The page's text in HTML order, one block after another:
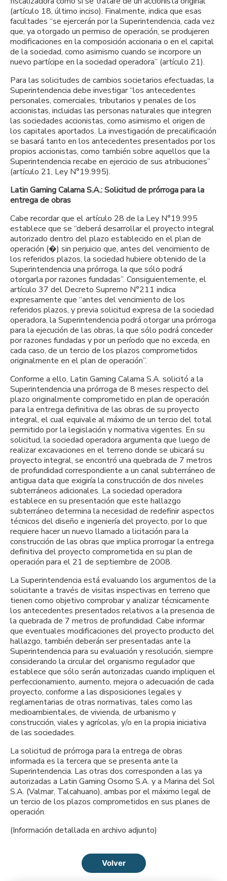
(artículo 18, último inciso). Finalmente, indica que esas
facultades “se ejercerán por la Superintendencia, cada vez
que, ya otorgado un permiso de operación, se produjeren
modificaciones en la composición accionaria o en el capital
de la sociedad, como asimismo cuando se incorpore un
nuevo partícipe en la sociedad operadora” (artículo 21).
Para las solicitudes de cambios societarios efectuadas, la
Superintendencia debe investigar “los antecedentes
personales, comerciales, tributarios y penales de los
accionistas, incluidas las personas naturales que integren
las sociedades accionistas, como asimismo el origen de
los capitales aportados. La investigación de precalificación
se basará tanto en los antecedentes presentados por los
propios accionistas, como también sobre aquellos que la
Superintendencia recabe en ejercicio de sus atribuciones”
(artículo 21, Ley N°19.995).
Latin Gaming Calama S.A.: Solicitud de prórroga para la
entrega de obras
Cabe recordar que el artículo 28 de la Ley N°19.995
establece que se “deberá desarrollar el proyecto integral
autorizado dentro del plazo establecido en el plan de
operación (�) sin perjuicio que, antes del vencimiento de
los referidos plazos, la sociedad hubiere obtenido de la
Superintendencia una prórroga, la que sólo podrá
otorgarla por razones fundadas”. Consiguientemente, el
artículo 37 del Decreto Supremo N°211 indica
expresamente que “antes del vencimiento de los
referidos plazos, y previa solicitud expresa de la sociedad
operadora, la Superintendencia podrá otorgar una prórroga
para la ejecución de las obras, la que sólo podrá conceder
por razones fundadas y por un período que no exceda, en
cada caso, de un tercio de los plazos comprometidos
originalmente en el plan de operación”.
Conforme a ello, Latin Gaming Calama S.A. solicitó a la
Superintendencia una prórroga de 8 meses respecto del
plazo originalmente comprometido en plan de operación
para la entrega definitiva de las obras de su proyecto
integral, el cual equivale al máximo de un tercio del total
permitido por la legislación y normativa vigentes. En su
solicitud, la sociedad operadora argumenta que luego de
realizar excavaciones en el terreno donde se ubicará su
proyecto integral, se encontró una quebrada de 7 metros
de profundidad correspondiente a un canal subterráneo de
antigua data que exigiría la construcción de dos niveles
subterráneos adicionales. La sociedad operadora
establece en su presentación que este hallazgo
subterráneo determina la necesidad de redefinir aspectos
técnicos del diseño e ingeniería del proyecto, por lo que
requiere hacer un nuevo llamado a licitación para la
construcción de las obras que implica prorrogar la entrega
definitiva del proyecto comprometida en su plan de
operación para el 21 de septiembre de 2008.
La Superintendencia está evaluando los argumentos de la
solicitante a través de visitas inspectivas en terreno que
tienen como objetivo comprobar y analizar técnicamente
los antecedentes presentados relativos a la presencia de
la quebrada de 7 metros de profundidad. Cabe informar
que eventuales modificaciones del proyecto producto del
hallazgo, también deberán ser presentadas ante la
Superintendencia para su evaluación y resolución, siempre
considerando la circular del organismo regulador que
establece que sólo serán autorizadas cuando impliquen el
perfeccionamiento, aumento, mejora o adecuación de cada
proyecto, conforme a las disposiciones legales y
reglamentarias de otras normativas, tales como las
medioambientales, de vivienda, de urbanismo y
construcción, viales y agrícolas, y/o en la propia iniciativa
de las sociedades.
La solicitud de prórroga para la entrega de obras
informada es la tercera que se presenta ante la
Superintendencia. Las otras dos corresponden a las ya
autorizadas a Latin Gaming Osorno S.A. y a Marina del Sol
S.A. (Valmar, Talcahuano), ambas por el máximo legal de
un tercio de los plazos comprometidos en sus planes de
operación.
(Información detallada en archivo adjunto)
Volver